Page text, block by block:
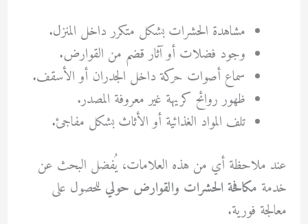
مشاهدة الحشرات بشكل متكرر داخل المنزل.
وجود فضلات أو آثار قضم من القوارض.
سماع أصوات حركة داخل الجدران أو الأسقف.
ظهور روائح كريهة غير معروفة المصدر.
تلف المواد الغذائية أو الأثاث بشكل مفاجئ.
عند ملاحظة أي من هذه العلامات، يُفضل البحث عن
خدمة مكافحة الحشرات والقوارض حولي للحصول على
معالجة فورية.